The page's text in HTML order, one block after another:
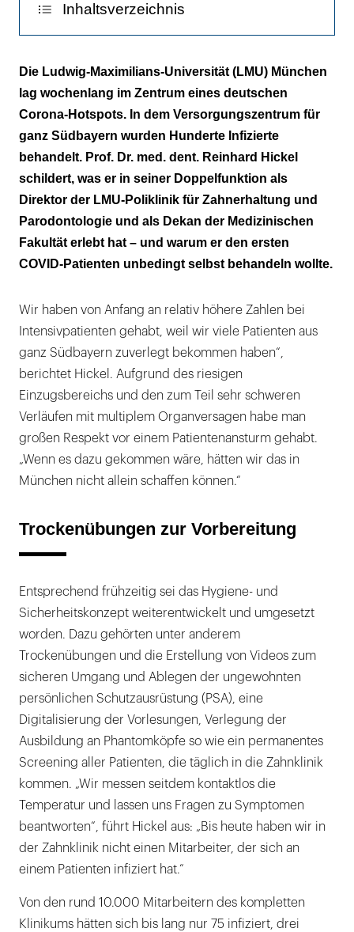
Inhaltsverzeichnis
Trockenübungen zur Vorbereitung
Jeden Tag werden mehr als 20.000 MNS
verbraucht
Die Ludwig-Maximilians-Universität (LMU) München
lag wochenlang im Zentrum eines deutschen
Corona-Hotspots. In dem Versorgungszentrum für
ganz Südbayern wurden Hunderte Infizierte
behandelt. Prof. Dr. med. dent. Reinhard Hickel
schildert, was er in seiner Doppelfunktion als
Direktor der LMU-Poliklinik für Zahnerhaltung und
Parodontologie und als Dekan der Medizinischen
Fakultät erlebt hat – und warum er den ersten
COVID-Patienten unbedingt selbst behandeln wollte.
Wir haben von Anfang an relativ höhere Zahlen bei
Intensivpatienten gehabt, weil wir viele Patienten aus
ganz Südbayern zuverlegt bekommen haben“,
berichtet Hickel. Aufgrund des riesigen
Einzugsbereichs und den zum Teil sehr schweren
Verläufen mit multiplem Organversagen habe man
großen Respekt vor einem Patientenansturm gehabt.
„Wenn es dazu gekommen wäre, hätten wir das in
München nicht allein schaffen können.“
Trockenübungen zur Vorbereitung
Entsprechend frühzeitig sei das Hygiene- und
Sicherheitskonzept weiterentwickelt und umgesetzt
worden. Dazu gehörten unter anderem
Trockenübungen und die Erstellung von Videos zum
sicheren Umgang und Ablegen der ungewohnten
persönlichen Schutzausrüstung (PSA), eine
Digitalisierung der Vorlesungen, Verlegung der
Ausbildung an Phantomköpfe so wie ein permanentes
Screening aller Patienten, die täglich in die Zahnklinik
kommen. „Wir messen seitdem kontaktlos die
Temperatur und lassen uns Fragen zu Symptomen
beantworten“, führt Hickel aus: „Bis heute haben wir in
der Zahnklinik nicht einen Mitarbeiter, der sich an
einem Patienten infiziert hat.“
Von den rund 10.000 Mitarbeitern des kompletten
Klinikums hätten sich bis lang nur 75 infiziert, drei